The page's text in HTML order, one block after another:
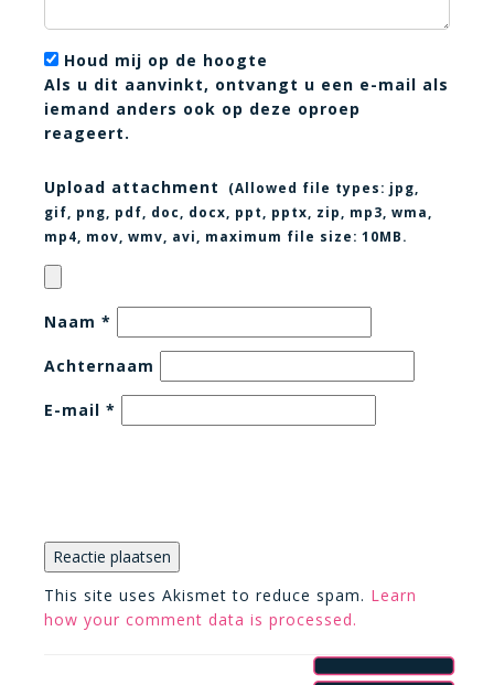
Houd mij op de hoogte
Als u dit aanvinkt, ontvangt u een e-mail als
iemand anders ook op deze oproep
reageert.
Upload attachment (Allowed file types: jpg,
gif, png, pdf, doc, docx, ppt, pptx, zip, mp3, wma,
mp4, mov, wmv, avi
, maximum file size: 10MB.
Naam *
Achternaam
E-mail *
This site uses Akismet to reduce spam. Learn
how your comment data is processed.